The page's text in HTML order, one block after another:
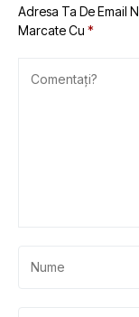
Adresa Ta De Email
Marcate Cu *